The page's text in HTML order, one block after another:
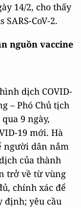
14/2, cho thấy
CoV-2.
nguồn vaccine
dịch COVID-
– Phó Chủ tịch
9 ngày,
19 mới. Hà
người dân nắm
của thành
trở về từ vùng
chính xác để
định; yêu cầu